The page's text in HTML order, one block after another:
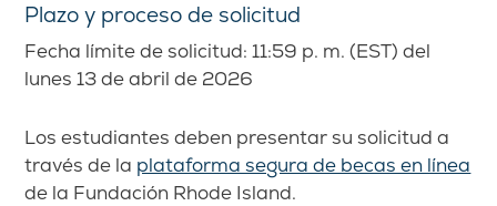
Plazo y proceso de solicitud
Fecha límite de solicitud: 11:59 p. m. (EST) del
lunes 13 de abril de 2026
Los estudiantes deben presentar su solicitud a
través de la plataforma segura de becas en línea
de la Fundación Rhode Island.